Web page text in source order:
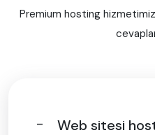
Premium hosting
Web sitesi